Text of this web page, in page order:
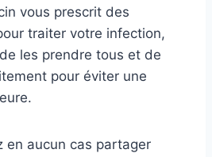
vous prescrit des
traiter votre infection,
les prendre tous et de
pour éviter une
en aucun cas partager